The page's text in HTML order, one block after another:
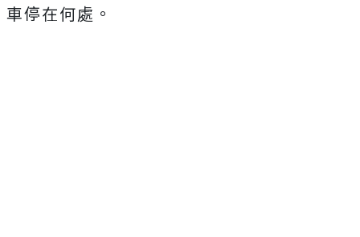
車停在何處。